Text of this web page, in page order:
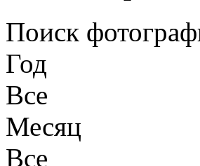
Поиск
Год
Все
Месяц
Все